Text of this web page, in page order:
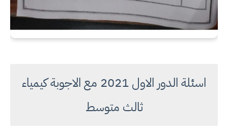
اسئلة الدور الاول 2021 مع الاجوبة كيمياء
ثالث متوسط